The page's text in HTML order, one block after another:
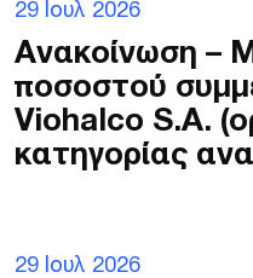
29 Ιουλ 2026
Ανακοίνωση –
ποσοστού
Viohalco S.A.
κατηγορίας
29 Ιουλ 2026